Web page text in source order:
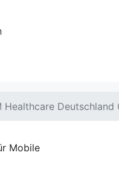
Healthcare Deutschland